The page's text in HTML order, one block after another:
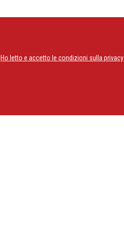
Ho letto e accetto le condizioni sulla privacy